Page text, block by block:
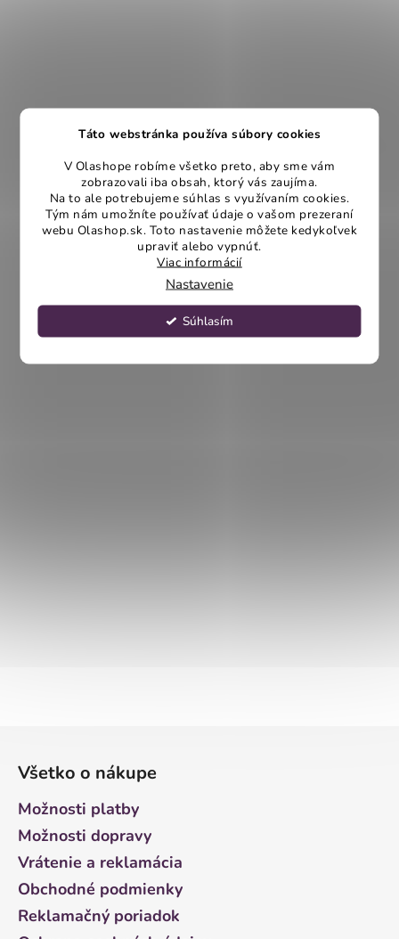
Táto webstránka používa súbory cookies
V Olashope robíme všetko preto, aby sme vám
zobrazovali iba obsah, ktorý vás zaujíma.
Na to ale potrebujeme súhlas s využívaním cookies.
Tým nám umožníte používať údaje o vašom prezeraní
webu Olashop.sk. Toto nastavenie môžete kedykoľvek
upraviť alebo vypnúť.
Viac informácií
Nastavenie
Súhlasím
Všetko o nákupe
Možnosti platby
Možnosti dopravy
Vrátenie a reklamácia
Obchodné podmienky
Reklamačný poriadok